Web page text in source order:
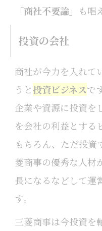
「商社不要論」
も唱
投資の会社
商社が今力を入れて
うと投資ビジネスで
企業や資源に投資を
を会社の利益とする
もちろん、ただ投資
菱商事の優秀な人材
長になるなどして運
す。
三菱商事は今投資を